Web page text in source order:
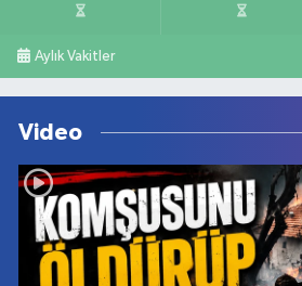
Aylık Vakitler
Video